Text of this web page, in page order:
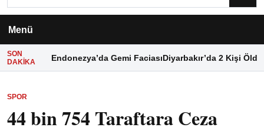
Menü
SON
DAKIKA
Endonezya’da Gemi FaciasıDiyarbakır’da 2 Kişi Öldü
SPOR
44 bin 754 Taraftara Ceza